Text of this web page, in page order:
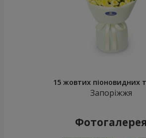
15 жовтих піоновидних
Запоріжжя
Фотогалерея